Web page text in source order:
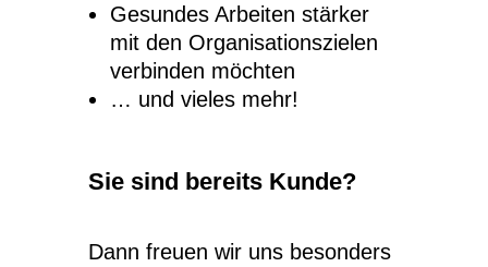
Gesundes Arbeiten stärker
mit den Organisationszielen
verbinden möchten
… und vieles mehr!
Sie sind bereits Kunde?
Dann freuen wir uns besonders